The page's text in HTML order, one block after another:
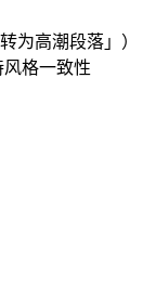
为高潮段落」）
格一致性